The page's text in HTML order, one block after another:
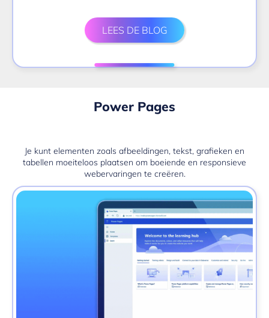
LEES DE BLOG
Power Pages
Je kunt elementen zoals afbeeldingen, tekst, grafieken en
tabellen moeiteloos plaatsen om boeiende en responsieve
webervaringen te creëren.